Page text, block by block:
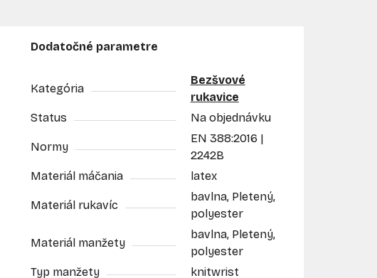
Dodatočné parametre
Kategória
Bezšvové
rukavice
Status
Na objednávku
Normy
EN 388:2016 |
2242B
Materiál máčania
latex
Materiál rukavíc
bavlna, Pletený,
polyester
Materiál manžety
bavlna, Pletený,
polyester
Typ manžety
knitwrist